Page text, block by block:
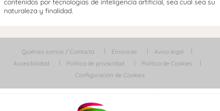
contenidos por tecnologías de inteligencia artificial, sea cual sea su
naturaleza y finalidad.
Quiénes somos / Contacta Emisoras
Aviso legal
Accesibilidad
Política de privacidad
Política de Cookies
Configuración de Cookies